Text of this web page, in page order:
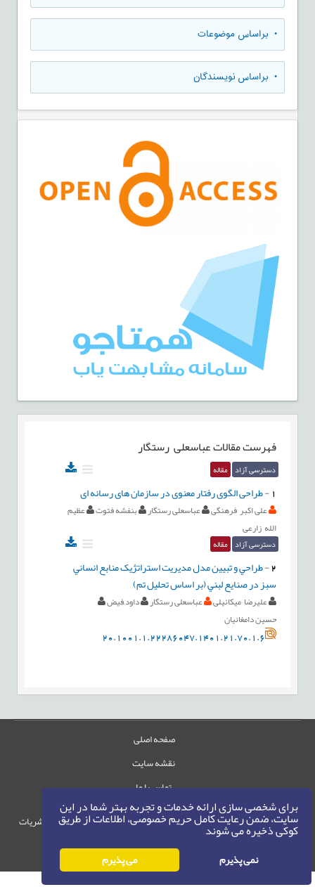
برای شخصی سازی ارائه خدمات و تجربه بهتر شما در این
سایت، ضمن رعایت کامل حریم خصوصی، اطلاعات از طریق
کوکی ذخیره می شوند
نمی پذیرم می پذیرم
• براساس موضوعات
• براساس نویسندگان
فهرست مقالاتعباسعلی رستگار
دسترسی آزاد مقاله
-طراحی الگوی رفتار معنوی در سازمان های رسانه ای
علی اکبر فرهنگی عباسعلی رستگار بنفشه فتوت
عظیم
الله زارعی
دسترسی آزاد مقاله
2
-طراحي و تبيين مدل مديريت استراتژيک منابع انساني
سبز در صنايع لبني (بر اساس تحليل تم)
علیرضا میکائیلی عباسعلی رستگار
داود ّفیض
حسین دامغانیان
20.1001.1.22286047.1401.21.70.1.6
صفحه اصلی
نقشه سایت
تماس با ما
حقوق این وب‌سایت متعلق به سامانه مدیریت نشریات
حق نشر 1405-1396